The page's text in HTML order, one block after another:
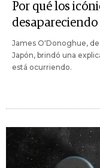
Por qué los
desapareciendo
James O'Donoghue,
Japón, brindó una
está ocurriendo.